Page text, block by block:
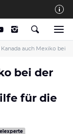
Kanada auch Mexiko bei
bei der
für die